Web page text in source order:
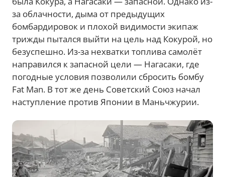
за облачности, дыма от предыдущих
бомбардировок и плохой видимости экипаж
трижды пытался выйти на цель над Кокурой, но
безуспешно. Из-за нехватки топлива самолёт
направился к запасной цели — Нагасаки, где
погодные условия позволили сбросить бомбу
Fat Man. В тот же день Советский Союз начал
наступление против Японии в Маньчжурии.